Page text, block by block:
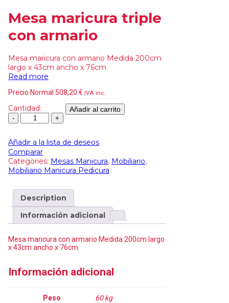
Mesa maricura triple
con armario
Mesa maricura con armario Medida 200cm
largo x 43cm ancho x 76cm
Read more
Precio Normal 508,20 € IVA inc.
Cantidad: Añadir al carrito
Añadir a la lista de deseos
Comparar
Categories: Mesas Manicura, Mobiliario,
Mobiliario Manicura Pedicura
Description
Información adicional
Mesa maricura con armario Medida 200cm largo
x 43cm ancho x 76cm
Información adicional
Peso 60 kg